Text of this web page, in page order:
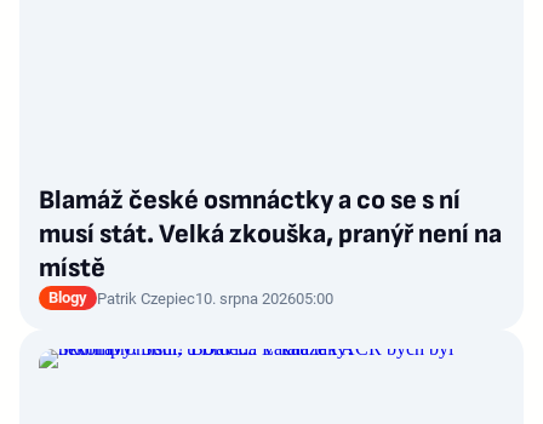
Blamáž české osmnáctky a co se s ní
musí stát. Velká zkouška, pranýř není na
místě
Blogy Patrik Czepiec10. srpna 202605:00